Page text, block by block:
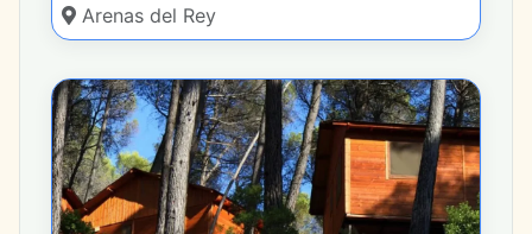
Arenas del Rey